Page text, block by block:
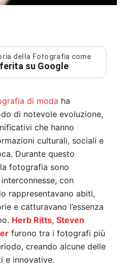
della Fotografia come
su Google
di moda ha
di notevole evoluzione,
che hanno
culturali, sociali e
Durante questo
fotografia sono
con
rappresentavano abiti,
e catturavano l’essenza
Herb Ritts, Steven
furono tra i fotografi più
creando alcune delle
e innovative.